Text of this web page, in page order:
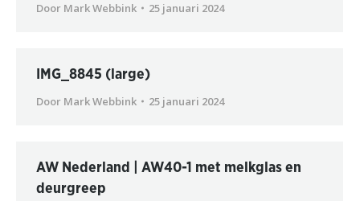
Door Mark Webbink 25 januari 2024
IMG_8845 (large)
Door Mark Webbink 25 januari 2024
AW Nederland | AW40-1 met melkglas en
deurgreep